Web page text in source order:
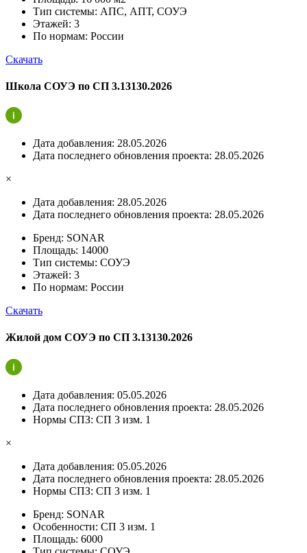
Тип системы: АПС, АПТ, СОУЭ
Этажей: 3
По нормам: России
Скачать
Школа СОУЭ по СП 3.13130.2026
Дата добавления: 28.05.2026
Дата последнего обновления проекта: 28.05.2026
×
Дата добавления: 28.05.2026
Дата последнего обновления проекта: 28.05.2026
Бренд: SONAR
Площадь: 14000
Тип системы: СОУЭ
Этажей: 3
По нормам: России
Скачать
Жилой дом СОУЭ по СП 3.13130.2026
Дата добавления: 05.05.2026
Дата последнего обновления проекта: 28.05.2026
Нормы СПЗ: СП 3 изм. 1
×
Дата добавления: 05.05.2026
Дата последнего обновления проекта: 28.05.2026
Нормы СПЗ: СП 3 изм. 1
Бренд: SONAR
Особенности: СП 3 изм. 1
Площадь: 6000